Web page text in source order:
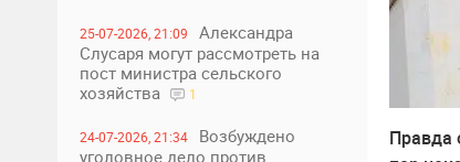
25-07-2026, 21:09
Александра
Слусаря могут рассмотреть на
пост министра сельского
хозяйства
1
24-07-2026, 21:34
Возбуждено
уголовное дело против
Правда